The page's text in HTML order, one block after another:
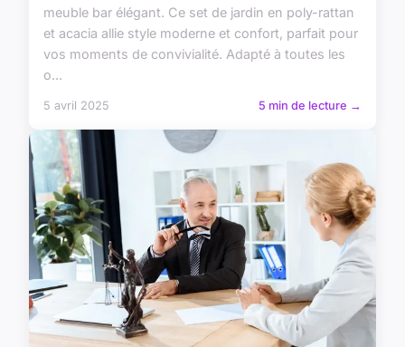
meuble bar élégant. Ce set de jardin en poly-rattan
et acacia allie style moderne et confort, parfait pour
vos moments de convivialité. Adapté à toutes les
o...
5 avril 2025 5 min de lecture →